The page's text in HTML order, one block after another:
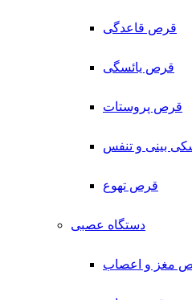
قرص قاعدگی
قرص یائسگی
قرص پروستات
بینی و تنفس
قرص تهوع
دستگاه عصبی
مغز و اعصاب